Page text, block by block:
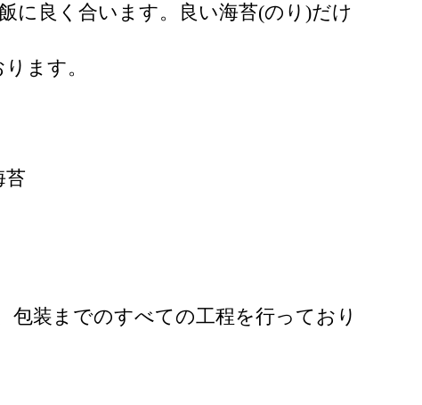
に良く合います。良い海苔(のり)だけ
ます。
苔
包装までのすべての工程を行っており